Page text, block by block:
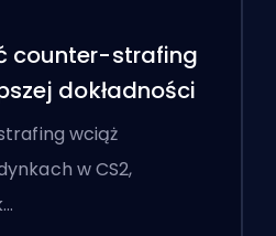
counter-strafing
dokładności
wciąż
w CS2,